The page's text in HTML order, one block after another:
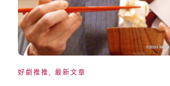
好劇推推 最新文章